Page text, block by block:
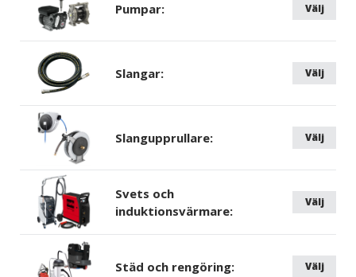
Pumpar: Välj
Slangar: Välj
Slangupprullare: Välj
Svets och
induktionsvärmare:
Välj
Städ och rengöring: Välj